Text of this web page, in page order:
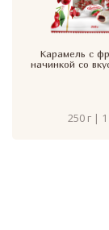
Карамель с
начинкой со
250 г | 1